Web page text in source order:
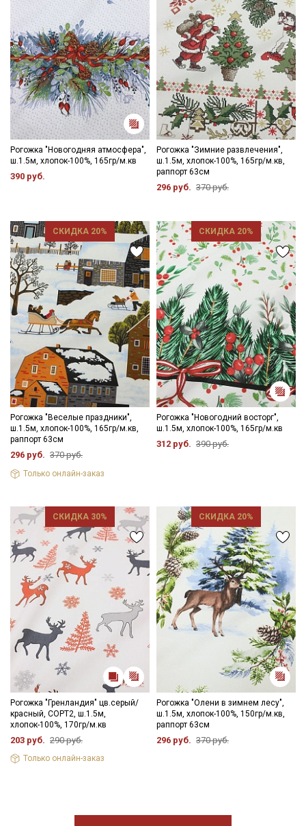
Рогожка "Новогодняя атмосфера",
ш.1.5м, хлопок-100%, 165гр/м.кв
390 руб.
Рогожка "Зимние развлечения",
ш.1.5м, хлопок-100%, 165гр/м.кв,
раппорт 63см
296 руб. 370 руб.
СКИДКА 20%
Рогожка "Веселые праздники",
ш.1.5м, хлопок-100%, 165гр/м.кв,
раппорт 63см
296 руб. 370 руб.
Только онлайн-заказ
СКИДКА 20%
Рогожка "Новогодний восторг",
ш.1.5м, хлопок-100%, 165гр/м.кв
312 руб. 390 руб.
СКИДКА 30%
Рогожка "Гренландия" цв.серый/
красный, СОРТ2, ш.1.5м,
хлопок-100%, 170гр/м.кв
203 руб. 290 руб.
Только онлайн-заказ
СКИДКА 20%
Рогожка "Олени в зимнем лесу",
ш.1.5м, хлопок-100%, 150гр/м.кв,
раппорт 63см
296 руб. 370 руб.
Ознакомлен(а) с
Политикой обработки персональных
данных и даю Согласие на обработку персональных
данных
ДаюСогласие на получение рекламных и
информационных рассылок